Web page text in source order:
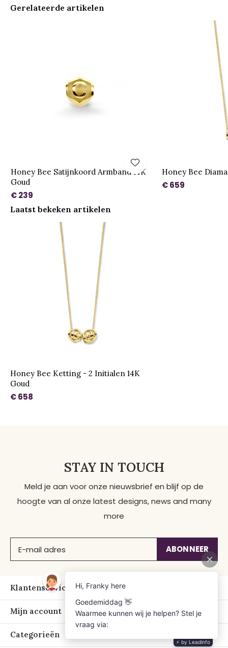
Gerelateerde artikelen
Honey Bee Satijnkoord Armband 14K
Goud
€ 239
Honey Bee
€ 659
Laatst bekeken artikelen
Honey Bee Ketting - 2 Initialen 14K
Goud
€ 658
STAY IN TOUCH
Meld je aan voor onze nieuwsbrief en blijf op de
hoogte van al onze latest designs, news and many
more
ABONNEER
Klantenservice
Mijn account
Categorieën